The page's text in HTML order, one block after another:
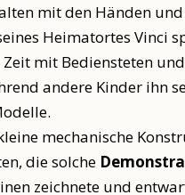
mit den Händen
Heimatortes Vinci
mit Bediensteten
andere Kinder ihn
mechanische
die solche
zeichnete und